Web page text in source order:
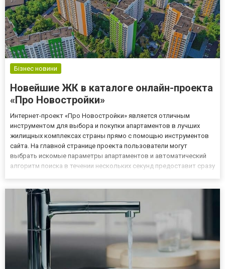
Бізнес новини
Новейшие ЖК в каталоге онлайн-проекта
«Про Новостройки»
Интернет-проект «Про Новостройки» является отличным
инструментом для выбора и покупки апартаментов в лучших
жилищных комплексах страны прямо с помощью инструментов
сайта. На главной странице проекта пользователи могут
выбрать искомые параметры апартаментов и автоматический
алгоритм поиска в течении нескольких секунд предоставит сразу
на наш ассо...